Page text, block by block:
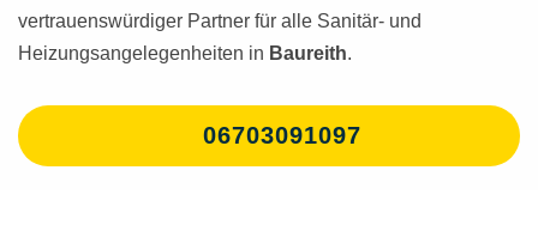
vertrauenswürdiger Partner für alle Sanitär- und
Heizungsangelegenheiten in Baureith.
06703091097